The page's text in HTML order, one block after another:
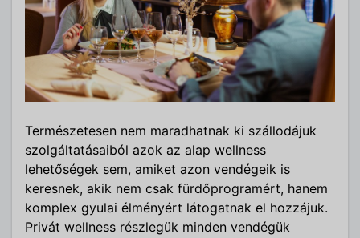
Természetesen nem maradhatnak ki szállodájuk
szolgáltatásaiból azok az alap wellness
lehetőségek sem, amiket azon vendégeik is
keresnek, akik nem csak fürdőprogramért, hanem
komplex gyulai élményért látogatnak el hozzájuk.
Privát wellness részlegük minden vendégük